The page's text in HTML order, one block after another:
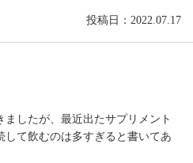
投稿日：2022.07.17
ましたが、最近出たサプリメント
して飲むのは多すぎると書いてあ